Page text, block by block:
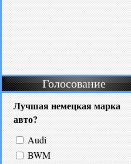
Голосование
Лучшая немецкая марка
авто?
Audi
BWM